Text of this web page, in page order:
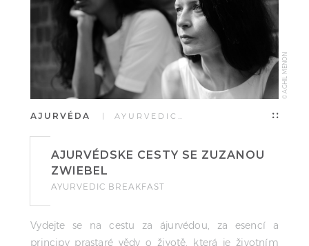
© AGHIL MENON
AJURVÉDA | AYURVEDIC…
AJURVÉDSKE CESTY SE ZUZANOU
ZWIEBEL
AYURVEDIC BREAKFAST
Vydejte se na cestu za ájurvédou, za esencí a
principy prastaré vědy o životě, která je životním